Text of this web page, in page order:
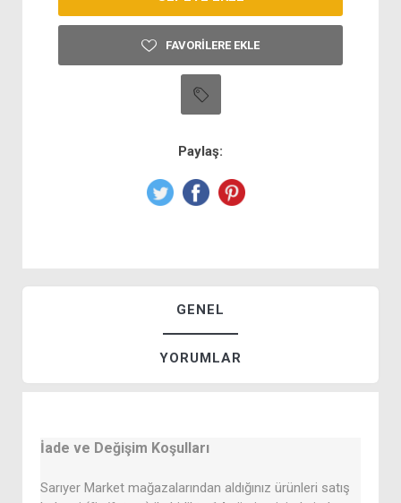
FAVORILERE EKLE
Paylaş:
GENEL
YORUMLAR
İade ve Değişim Koşulları
Sarıyer Market mağazalarından aldığınız ürünleri satış